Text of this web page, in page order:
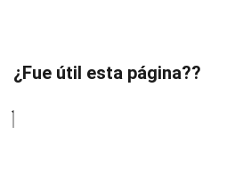
¿Fue útil esta página??